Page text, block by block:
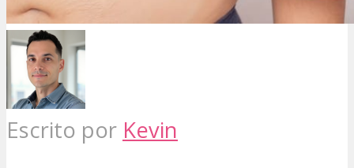
Escrito por Kevin